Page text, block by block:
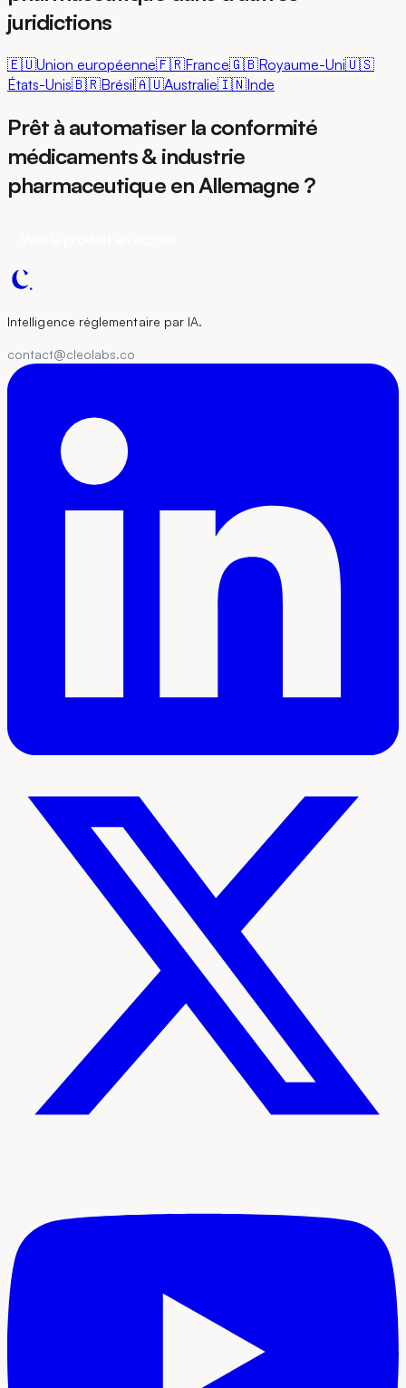
juridictions
🇪🇺Union européenne🇫🇷France🇬🇧Royaume-Uni🇺🇸
États-Unis🇧🇷Brésil🇦🇺Australie🇮🇳Inde
Prêt à automatiser la conformité
médicaments & industrie
pharmaceutique en Allemagne ?
Intelligence réglementaire par IA.
contact@cleolabs.co